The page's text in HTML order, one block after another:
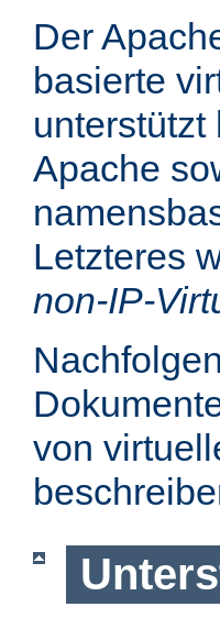
Der
basierte
unterstützt
Apache
Letzteres
non-IP-
von